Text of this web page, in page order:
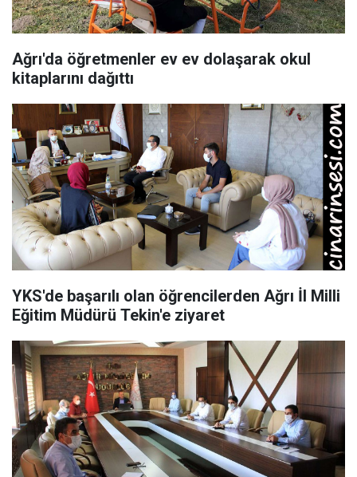
Ağrı'da öğretmenler ev ev dolaşarak okul
kitaplarını dağıttı
YKS'de başarılı olan öğrencilerden Ağrı İl Milli
Eğitim Müdürü Tekin'e ziyaret